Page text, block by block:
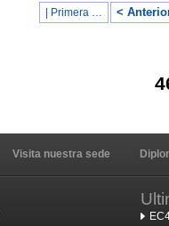
| Primera … <
Visita nuestra sede